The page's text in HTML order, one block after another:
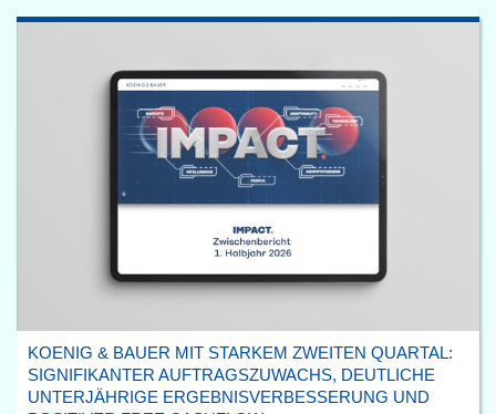
KOENIG & BAUER MIT STARKEM ZWEITEN QUARTAL:
SIGNIFIKANTER AUFTRAGSZUWACHS, DEUTLICHE
UNTERJÄHRIGE ERGEBNISVERBESSERUNG UND